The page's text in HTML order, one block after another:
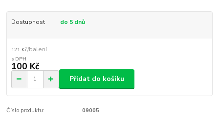
Dostupnost do 5 dnů
121 Kč/balení
100 Kč
Přidat do košíku
Číslo produktu: 09005